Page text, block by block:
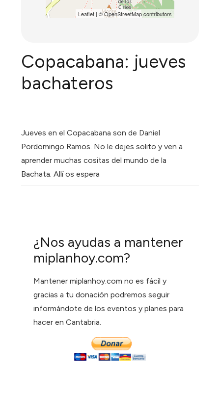
Leaflet| ©OpenStreetMapcontributors
Copacabana: jueves
bachateros
Jueves en el Copacabana son de Daniel
Pordomingo Ramos. No le dejes solito y ven a
aprender muchas cositas del mundo de la
Bachata. Allí osespera
¿Nos ayudas a mantener
miplanhoy.com?
Mantener miplanhoy.com no es fácil y
gracias a tu donación podremos seguir
informándote de los eventos y planes para
hacer en Cantabria.